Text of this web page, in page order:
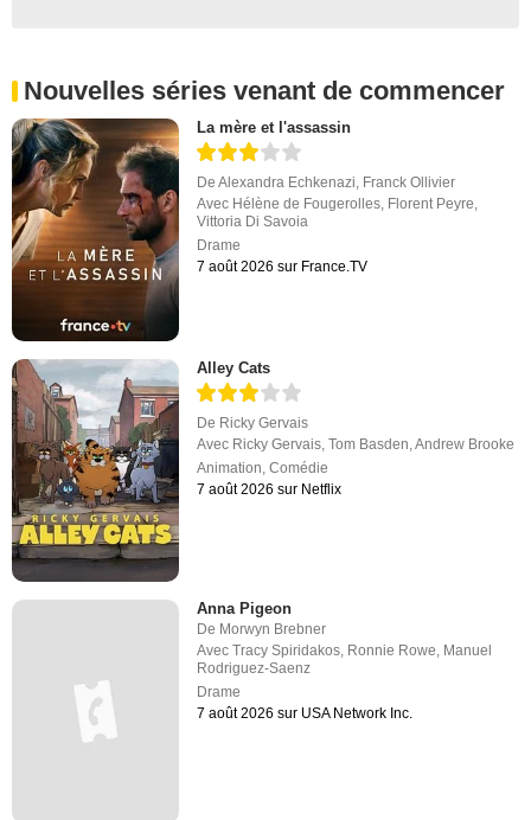
Nouvelles séries venant de commencer
La mère et l'assassin
DeAlexandra Echkenazi Franck Ollivier
Avec Hélène de Fougerolles Florent Peyre
Vittoria Di Savoia
Drame
7 août 2026 sur France.TV
Alley Cats
De Ricky Gervais
Avec Ricky Gervais,Tom Basden,Andrew Brooke
Animation,Comédie
7 août 2026 sur Netflix
Anna Pigeon
De Morwyn Brebner
AvecTracy Spiridakos, Ronnie Rowe, Manuel
Rodriguez-Saenz
Drame
7 août 2026 sur USA Network Inc.